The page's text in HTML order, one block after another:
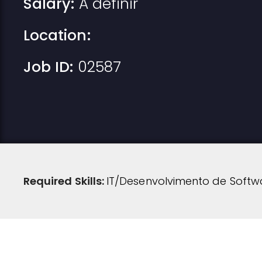
Location:
Job ID: 02587
Required Skills: IT/Desenvolvimento de